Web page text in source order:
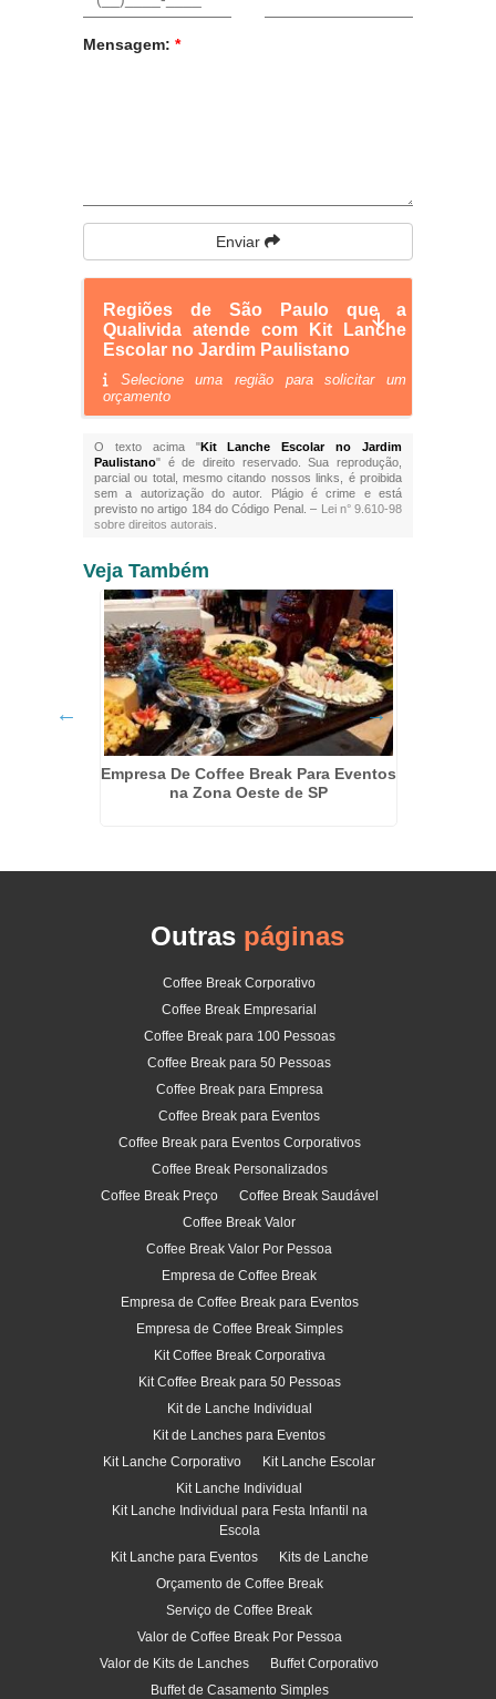
Mensagem: *
Enviar
Regiões de São Paulo que a
Qualivida atende com Kit Lanche
Escolar no Jardim Paulistano
Selecione uma região para solicitar um
orçamento
O texto acima "Kit Lanche Escolar no Jardim
Paulistano" é de direito reservado. Sua reprodução,
parcial ou total, mesmo citando nossos links, é proibida
sem a autorização do autor. Plágio é crime e está
previsto no artigo 184 do Código Penal. – Lei n° 9.610-98
sobre direitos autorais
Veja Também
Empresa De Coffee Break Para Eventos
na Zona Oeste de SP
Outras páginas
Coffee Break Corporativo
Coffee Break Empresarial
Coffee Break para 100 Pessoas
Coffee Break para 50 Pessoas
Coffee Break para Empresa
Coffee Break para Eventos
Coffee Break para Eventos Corporativos
Coffee Break Personalizados
Coffee Break Preço
Coffee Break Saudável
Coffee Break Valor
Coffee Break Valor Por Pessoa
Empresa de Coffee Break
Empresa de Coffee Break para Eventos
Empresa de Coffee Break Simples
Kit Coffee Break Corporativa
Kit Coffee Break para 50 Pessoas
Kit de Lanche Individual
Kit de Lanches para Eventos
Kit Lanche Corporativo
Kit Lanche Escolar
Kit Lanche Individual
Kit Lanche Individual para Festa Infantil na
Escola
Kit Lanche para Eventos
Kits de Lanche
Orçamento de Coffee Break
Serviço de Coffee Break
Valor de Coffee Break Por Pessoa
Valor de Kits de Lanches
Buffet Corporativo
Buffet de Casamento Simples